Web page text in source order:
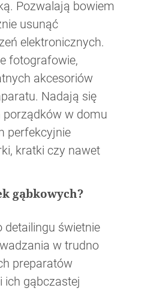
Pozwalają bowiem
usunąć
elektronicznych.
fotografowie,
akcesoriów
Nadają się
porządków w domu
perfekcyjnie
kratki czy nawet
gąbkowych?
detailingu świetnie
w trudno
preparatów
ich gąbczastej